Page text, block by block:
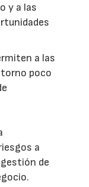
y a las
a las
poco
a
de